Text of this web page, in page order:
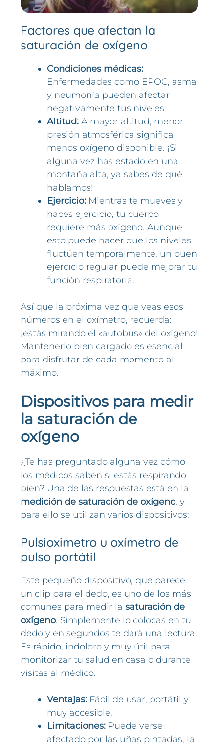
Factores que afectan la
saturación de oxígeno
Condiciones médicas:
Enfermedades como EPOC, asma
y neumonía pueden afectar
negativamente tus niveles.
Altitud: A mayor altitud, menor
presión atmosférica significa
menos oxígeno disponible. ¡Si
alguna vez has estado en una
montaña alta, ya sabes de qué
hablamos!
Ejercicio: Mientras te mueves y
haces ejercicio, tu cuerpo
requiere más oxígeno. Aunque
esto puede hacer que los niveles
fluctúen temporalmente, un buen
ejercicio regular puede mejorar tu
función respiratoria.
Así que la próxima vez que veas esos
números en el oxímetro, recuerda:
¡estás mirando el «autobús» del oxígeno!
Mantenerlo bien cargado es esencial
para disfrutar de cada momento al
máximo.
Dispositivos para medir
la saturación de
oxígeno
¿Te has preguntado alguna vez cómo
los médicos saben si estás respirando
bien? Una de las respuestas está en la
medición de saturación de oxígeno, y
para ello se utilizan varios dispositivos:
Pulsioximetro u oxímetro de
pulso portátil
Este pequeño dispositivo, que parece
un clip para el dedo, es uno de los más
comunes para medir lasaturación de
oxígeno. Simplemente lo colocas en tu
dedo y en segundos te dará una lectura.
Es rápido, indoloro y muy útil para
monitorizar tu salud en casa o durante
visitas al médico.
Ventajas: Fácil de usar, portátil y
muy accesible.
Limitaciones: Puede verse
afectado por las uñas pintadas, la